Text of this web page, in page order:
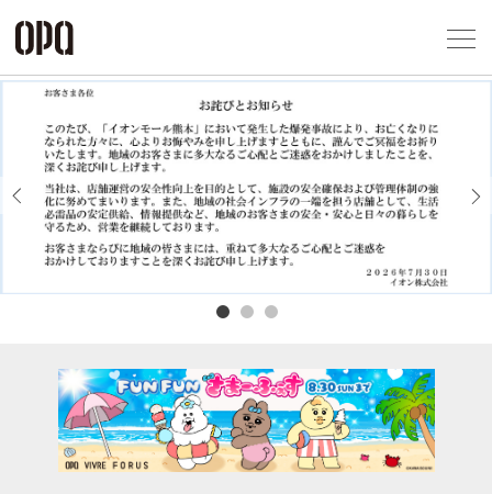
Previous
企業情報
お問い合わせ
プライバシ
ソーシャル